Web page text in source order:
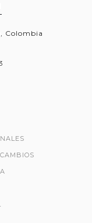
Colombia